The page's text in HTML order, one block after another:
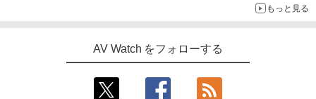
もっと見る
AV Watch をフォローする